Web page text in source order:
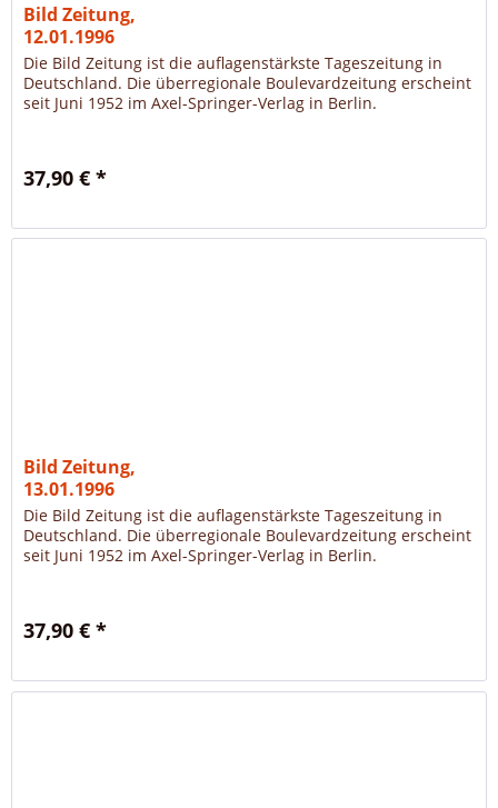
Bild Zeitung,
12.01.1996
Die Bild Zeitung ist die auflagenstärkste Tageszeitung in
Deutschland. Die überregionale Boulevardzeitung erscheint
seit Juni 1952 im Axel-Springer-Verlag in Berlin.
37,90 € *
Bild Zeitung,
13.01.1996
Die Bild Zeitung ist die auflagenstärkste Tageszeitung in
Deutschland. Die überregionale Boulevardzeitung erscheint
seit Juni 1952 im Axel-Springer-Verlag in Berlin.
37,90 € *